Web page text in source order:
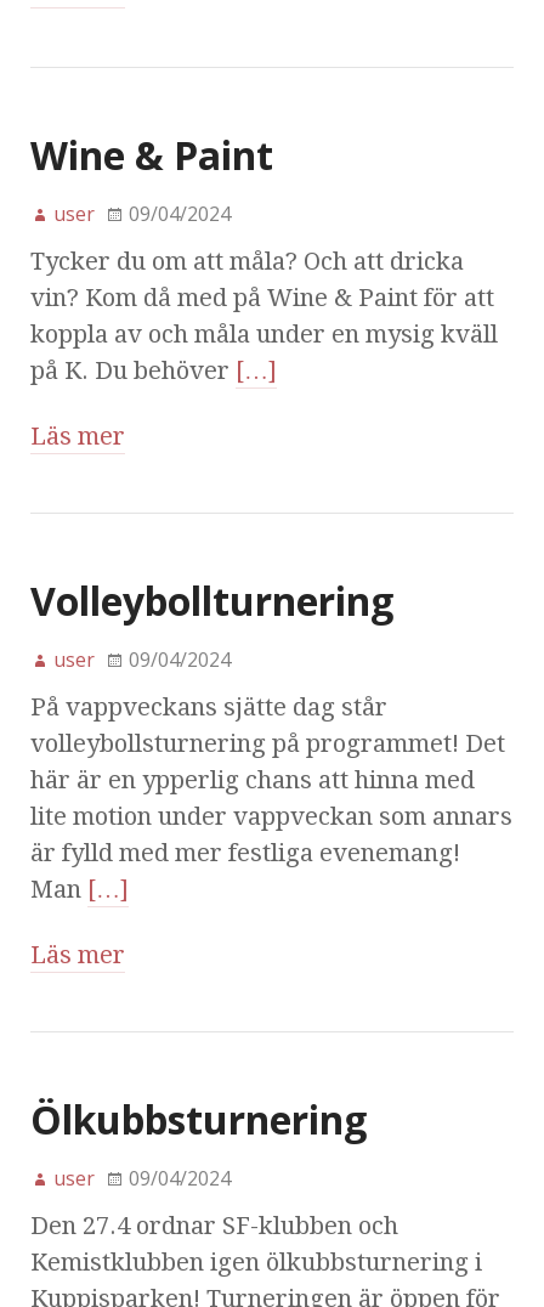
Wine & Paint
user 09/04/2024
Tycker du om att måla? Och att dricka
vin? Kom då med på Wine & Paint för att
koppla av och måla under en mysig kväll
på K. Du behöver […]
Läs mer
Volleybollturnering
user 09/04/2024
På vappveckans sjätte dag står
volleybollsturnering på programmet! Det
här är en ypperlig chans att hinna med
lite motion under vappveckan som annars
är fylld med mer festliga evenemang!
Man […]
Läs mer
Ölkubbsturnering
user 09/04/2024
Den 27.4 ordnar SF-klubben och
Kemistklubben igen ölkubbsturnering i
Kuppisparken! Turneringen är öppen för